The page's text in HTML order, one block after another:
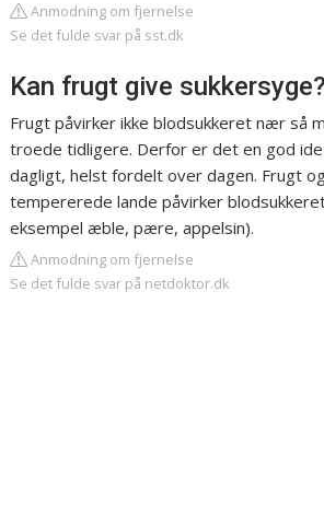
Anmodning om fjernelse
Se det fulde svar på sst.dk
Kan frugt give sukkersyge?
Frugt påvirker ikke blodsukkeret nær så
troede tidligere. Derfor er det en god
dagligt, helst fordelt over dagen. Frugt
tempererede lande påvirker
eksempel æble, pære, appelsin).
Anmodning om fjernelse
Se det fulde svar på netdoktor.dk